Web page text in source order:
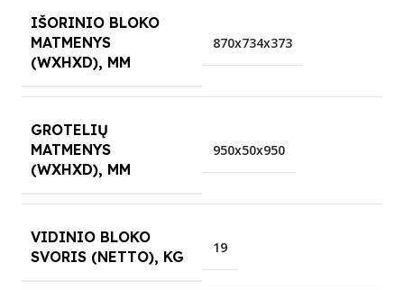
IŠORINIO BLOKO
MATMENYS
(WXHXD), MM
870x734x373
GROTELIŲ
MATMENYS
(WXHXD), MM
950x50x950
VIDINIO BLOKO
SVORIS (NETTO), KG
19